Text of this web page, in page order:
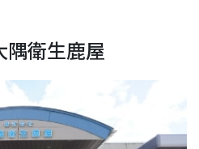
隅衛生鹿屋